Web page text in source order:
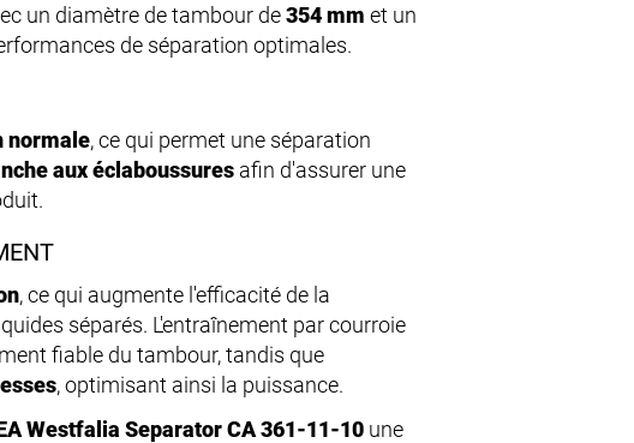
un diamètre de tambour de354 mm et un
de séparation optimales.
normale, ce qui permet une séparation
aux éclaboussures afin d'assurer une
, ce qui augmente l'efficacité de la
séparés. L'entraînement par courroie
fiable du tambour, tandis que
, optimisant ainsi la puissance.
Westfalia Separator CA 361-11-10 une